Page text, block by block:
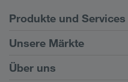
Produkte und Services
Straßentransporte
Kundenportal CONNECT
Unsere Märkte
Europa
Über uns